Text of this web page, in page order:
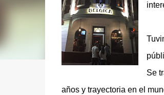
Se
años y trayectoria en el